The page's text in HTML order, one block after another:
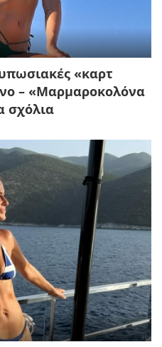
«καρτ
– «Μαρμαροκολόνα
σχόλια